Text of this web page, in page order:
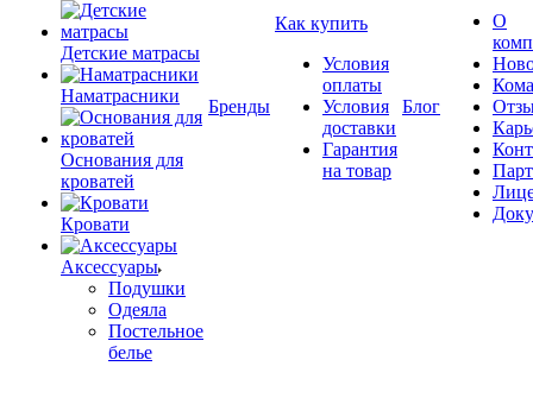
Детские матрасы
Наматрасники
Основания для
кроватей
Кровати
Аксессуары
Подушки
Одеяла
Постельное
белье
Бренды
Как купить
Условия
оплаты
Условия
доставки
Гарантия
на товар
Блог
О